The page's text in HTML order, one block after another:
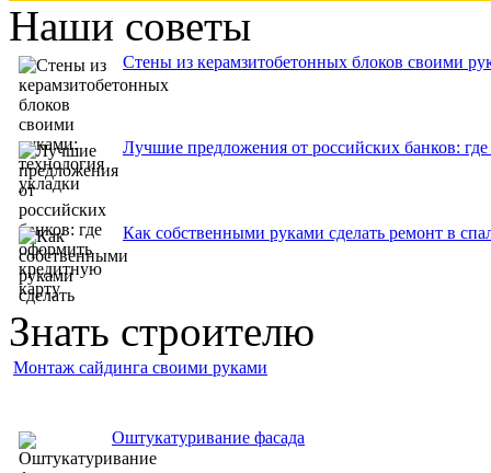
Наши советы
Стены из керамзитобетонных блоков своими
Лучшие предложения от российских банков:
Как собственными руками сделать ремонт в
Знать строителю
Монтаж сайдинга своими руками
Оштукатуривание фасада